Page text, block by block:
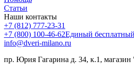
Статьи
Наши контакты
+7 (812) 777-23-31
+7 (800) 100-46-62Единый
info@dveri-milano.ru
пр. Юрия Гагарина д. 34, к.1,